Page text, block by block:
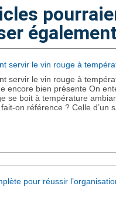
Contactez-
Une commande ? Une
accompagne avec un
à nous contacter pour toute
Nous contacter
servir le vin rouge à
servir le vin rouge à
encore bien présente On
se boit à température
on référence ? Celle d’un
pour réussir